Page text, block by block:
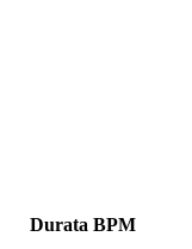
Durata BPM